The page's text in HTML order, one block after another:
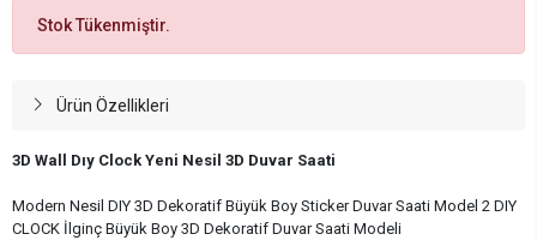
Stok Tükenmiştir.
Ürün Özellikleri
3D Wall Dıy Clock Yeni Nesil 3D Duvar Saati
Modern Nesil DIY 3D Dekoratif Büyük Boy Sticker Duvar Saati Model 2 DIY
CLOCK İlginç Büyük Boy 3D Dekoratif Duvar Saati Modeli